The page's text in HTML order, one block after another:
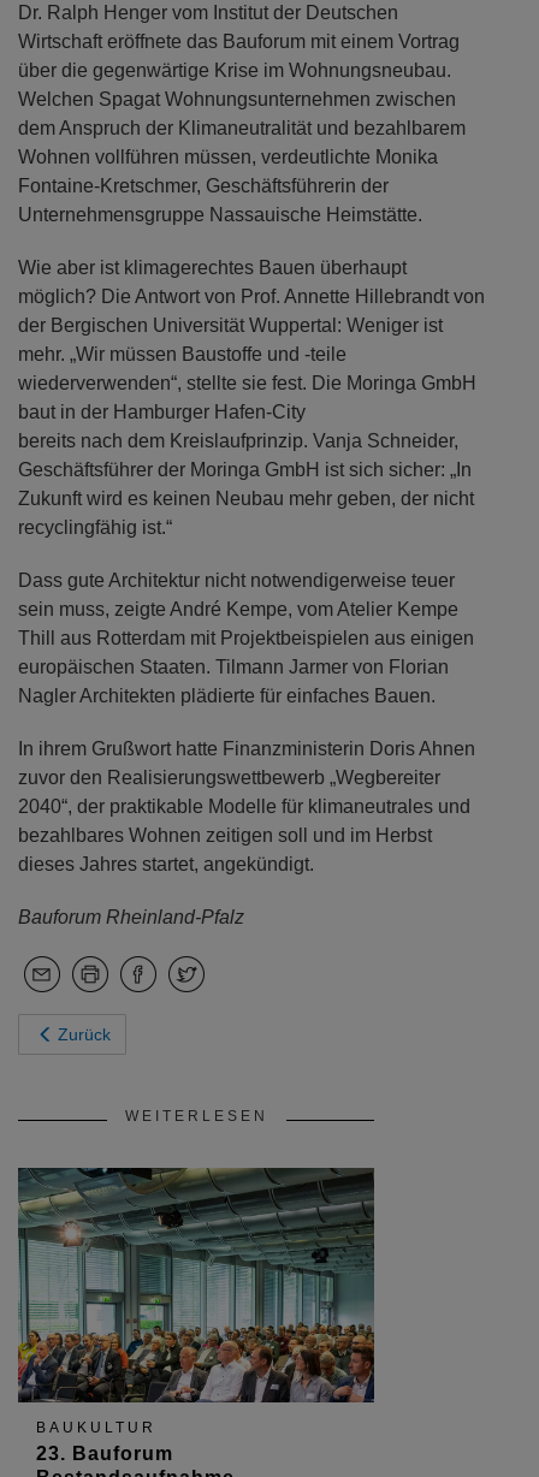
Dr. Ralph Henger vom Institut der Deutschen
Wirtschaft eröffnete das Bauforum mit einem Vortrag
über die gegenwärtige Krise im Wohnungsneubau.
Welchen Spagat Wohnungsunternehmen zwischen
dem Anspruch der Klimaneutralität und bezahlbarem
Wohnen vollführen müssen, verdeutlichte Monika
Fontaine-Kretschmer, Geschäftsführerin der
Unternehmensgruppe Nassauische Heimstätte.
Wie aber ist klimagerechtes Bauen überhaupt
möglich? Die Antwort von Prof. Annette Hillebrandt von
der Bergischen Universität Wuppertal: Weniger ist
mehr. „Wir müssen Baustoffe und -teile
wiederverwenden“, stellte sie fest. Die Moringa GmbH
baut in der Hamburger Hafen-City
bereits nach dem Kreislaufprinzip. Vanja Schneider,
Geschäftsführer der Moringa GmbH ist sich sicher: „In
Zukunft wird es keinen Neubau mehr geben, der nicht
recyclingfähig ist.“
Dass gute Architektur nicht notwendigerweise teuer
sein muss, zeigte André Kempe, vom Atelier Kempe
Thill aus Rotterdam mit Projektbeispielen aus einigen
europäischen Staaten. Tilmann Jarmer von Florian
Nagler Architekten plädierte für einfaches Bauen.
In ihrem Grußwort hatte Finanzministerin Doris Ahnen
zuvor den Realisierungswettbewerb „Wegbereiter
2040“, der praktikable Modelle für klimaneutrales und
bezahlbares Wohnen zeitigen soll und im Herbst
dieses Jahres startet, angekündigt.
Bauforum Rheinland-Pfalz
Zurück
WEITERLESEN
BAUKULTUR
23. Bauforum